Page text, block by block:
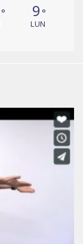
° 9 °
LUN